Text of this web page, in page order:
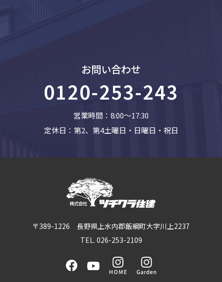
お問い合わせ
0120-253-243
営業時間：8:00〜17:30
定休日：第2、第4土曜日・日曜日・祝日
〒389-1226 長野県上水内郡飯綱町大字川上2237
TEL. 026-253-2109